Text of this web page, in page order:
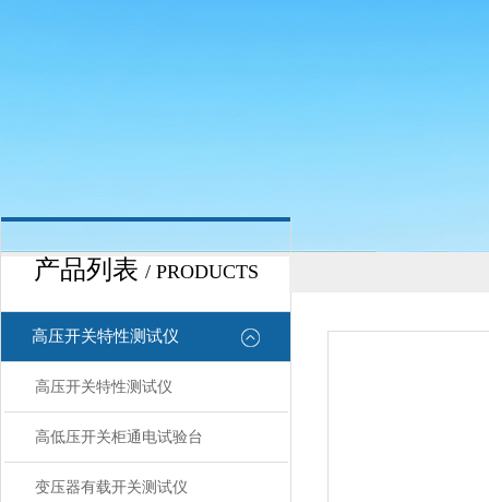
产品列表 / PRODUCTS
高压开关特性测试仪
高压开关特性测试仪
高低压开关柜通电试验台
变压器有载开关测试仪